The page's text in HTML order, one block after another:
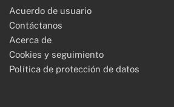
Acuerdo de usuario
Contáctanos
Acerca de
Cookies y seguimiento
Política de protección de datos